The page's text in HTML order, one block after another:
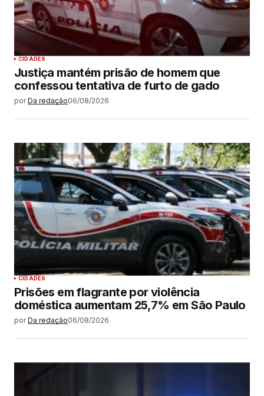
CIDADES
Justiça mantém prisão de homem que
confessou tentativa de furto de gado
por Da redação06/08/2026
CIDADES
Prisões em flagrante por violência
doméstica aumentam 25,7% em São Paulo
por Da redação06/08/2026